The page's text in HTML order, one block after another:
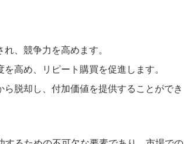
、競争力を高めます。
高め、リピート購買を促進します。
脱却し、付加価値を提供することができ